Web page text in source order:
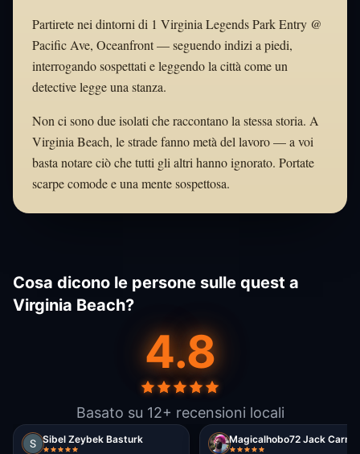
Partirete nei dintorni di 1 Virginia Legends Park Entry @
Pacific Ave, Oceanfront — seguendo indizi a piedi,
interrogando sospettati e leggendo la città come un
detective legge una stanza.
Non ci sono due isolati che raccontano la stessa storia. A
Virginia Beach, le strade fanno metà del lavoro — a voi
basta notare ciò che tutti gli altri hanno ignorato. Portate
scarpe comode e una mente sospettosa.
Cosa dicono le persone sulle quest a
Virginia Beach?
4.8
Basato su 12+ recensioni locali
Sibel Zeybek Basturk